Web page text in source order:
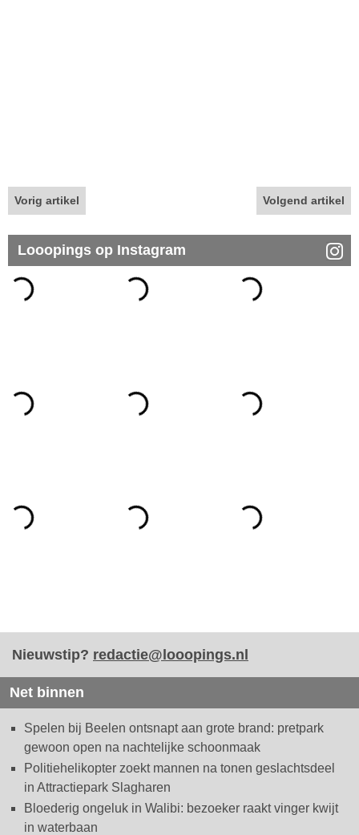
Vorig artikel Volgend artikel
Looopings op Instagram
Nieuwstip? redactie@looopings.nl
Net binnen
Spelen bij Beelen ontsnapt aan grote brand: pretpark
gewoon open na nachtelijke schoonmaak
Politiehelikopter zoekt mannen na tonen geslachtsdeel
in Attractiepark Slagharen
Bloederig ongeluk in Walibi: bezoeker raakt vinger kwijt
in waterbaan